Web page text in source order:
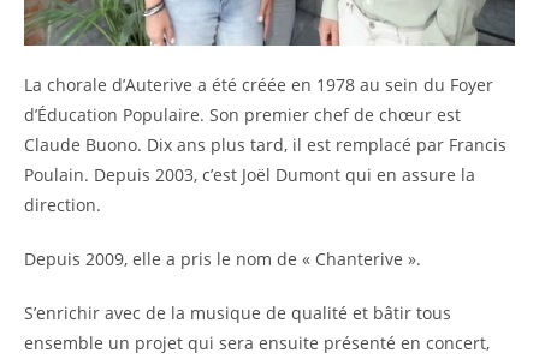
La chorale d’Auterive a été créée en 1978 au sein du Foyer
d’Éducation Populaire. Son premier chef de chœur est
Claude Buono. Dix ans plus tard, il est remplacé par Francis
Poulain. Depuis 2003, c’est Joël Dumont qui en assure la
direction.
Depuis 2009, elle a pris le nom de « Chanterive ».
S’enrichir avec de la musique de qualité et bâtir tous
ensemble un projet qui sera ensuite présenté en concert,